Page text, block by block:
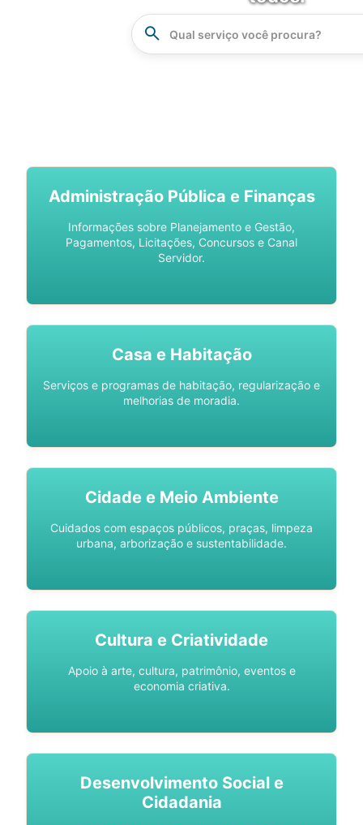
Administração Pública e Finanças
Informações sobre Planejamento e Gestão,
Pagamentos, Licitações, Concursos e Canal
Servidor.
Casa e Habitação
Serviços e programas de habitação, regularização e
melhorias de moradia.
Cidade e Meio Ambiente
Cuidados com espaços públicos, praças, limpeza
urbana, arborização e sustentabilidade.
Cultura e Criatividade
Apoio à arte, cultura, patrimônio, eventos e
economia criativa.
Desenvolvimento Social e
Cidadania